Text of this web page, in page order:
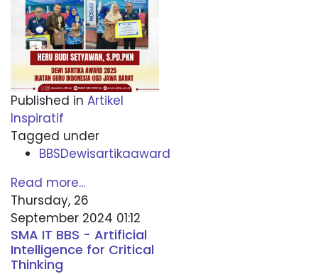
Published in Artikel
Inspiratif
Tagged under
BBSDewisartikaaward
Read more...
Thursday, 26
September 2024 01:12
SMA IT BBS - Artificial
Intelligence for Critical
Thinking